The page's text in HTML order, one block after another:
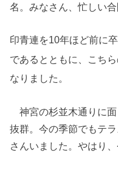
名。みなさん、忙しい
印青連を10年ほど前に
であるとともに、こち
なりました。
神宮の杉並木通りに
抜群。今の季節でもテ
さんいました。やはり